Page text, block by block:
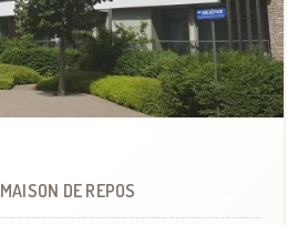
MAISON DE REPOS